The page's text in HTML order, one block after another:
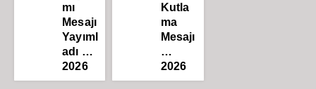
mı
Mesajı
Yayıml
adı …
2026
Kutla
ma
Mesajı
…
2026